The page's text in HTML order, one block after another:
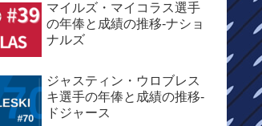
マイルズ・マイコラス選手
の年俸と成績の推移-ナショ
ナルズ
ジャスティン・ウロブレス
キ選手の年俸と成績の推移-
ドジャース